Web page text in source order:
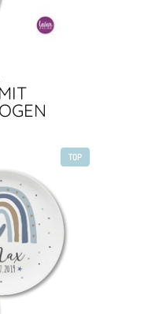
TOP